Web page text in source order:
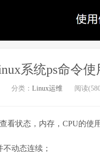
系统ps命令使
分类： Linux运维 阅读
看状态，内存，CPU的使
不动态连续；